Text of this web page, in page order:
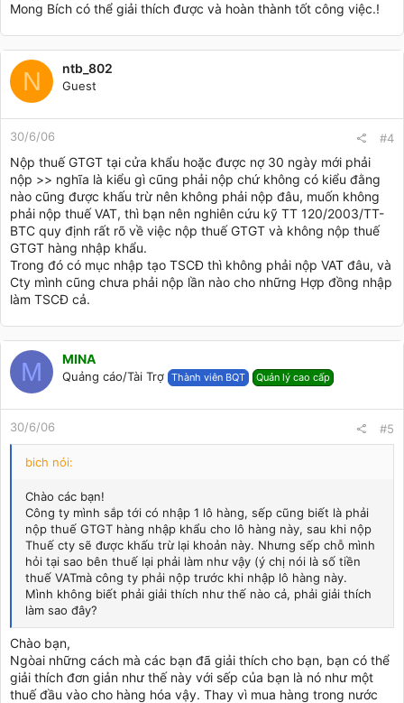
Mong Bích có thể giải thích được và hoàn thành tốt công việc.!
N ntb_802
Guest
30/6/06 #4
Nộp thuế GTGT tại cửa khẩu hoặc được nợ 30 ngày mới phải
nộp >> nghĩa là kiểu gì cũng phải nộp chứ không có kiểu đằng
nào cũng được khấu trừ nên không phải nộp đâu, muốn không
phải nộp thuế VAT, thì bạn nên nghiên cứu kỹ TT 120/2003/TT-
BTC quy định rất rõ về việc nộp thuế GTGT và không nộp thuế
GTGT hàng nhập khẩu.
Trong đó có mục nhập tạo TSCĐ thì không phải nộp VAT đâu, và
Cty mình cũng chưa phải nộp lần nào cho những Hợp đồng nhập
làm TSCĐ cả.
M MINA
Quảng cáo/Tài Trợ Thành viên BQT Quản lý cao cấp
30/6/06 #5
bich nói:
Chào các bạn!
Công ty mình sắp tới có nhập 1 lô hàng, sếp cũng biết là phải
nộp thuế GTGT hàng nhập khẩu cho lô hàng này, sau khi nộp
Thuế cty sẽ được khấu trừ lại khoản này. Nhưng sếp chỗ mình
hỏi tại sao bên thuế lại phải làm như vậy (ý chị nói là số tiền
thuế VATmà công ty phải nộp trước khi nhập lô hàng này.
Mình không biết phải giải thích như thế nào cả, phải giải thích
làm sao đây?
Chào bạn,
Ngòai những cách mà các bạn đã giải thích cho bạn, bạn có thể
giải thích đơn giản như thế này với sếp của bạn là nó như một
thuế đầu vào cho hàng hóa vậy. Thay vì mua hàng trong nước